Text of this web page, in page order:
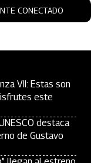
CONECTADO
VII: Estas son
este
destaca
de Gustavo